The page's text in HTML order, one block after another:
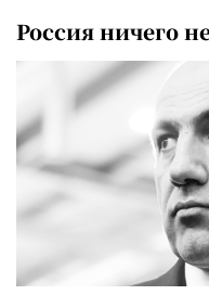
Россия ничего